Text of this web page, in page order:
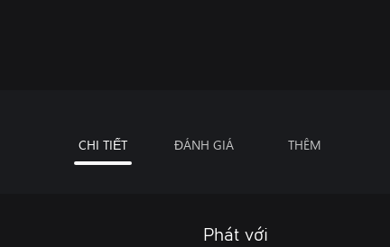
CHI TIẾT ĐÁNH GIÁ THÊM
Phát với